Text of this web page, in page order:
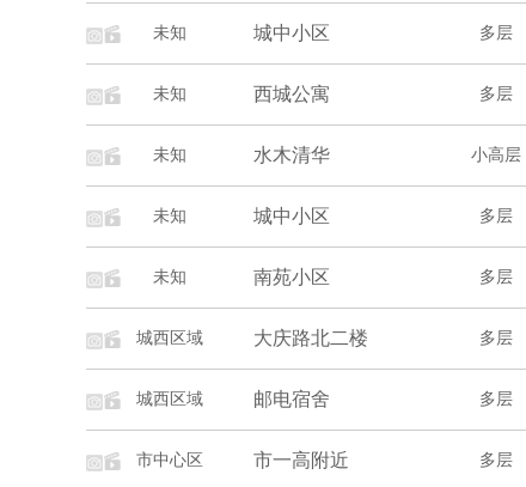
未知 城中小区 多层
未知 西城公寓 多层
未知 水木清华 小高层
未知 城中小区 多层
未知 南苑小区 多层
城西区域 大庆路北二楼 多层
城西区域 邮电宿舍 多层
市中心区 市一高附近 多层